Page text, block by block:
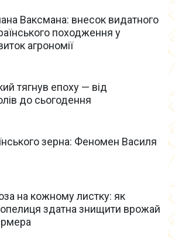
Ваксмана: внесок видатного
походження у
агрономії
тягнув епоху — від
до сьогодення
зерна: Феномен Василя
на кожному листку: як
здатна знищити врожай